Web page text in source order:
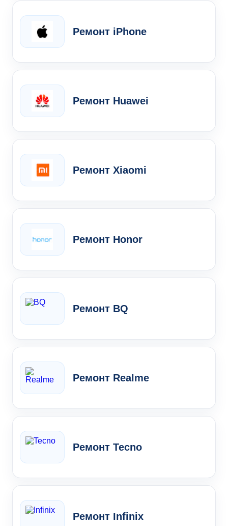
Ремонт iPhone
Ремонт Huawei
Ремонт Xiaomi
Ремонт Honor
Ремонт BQ
Ремонт Realme
Ремонт Tecno
Ремонт Infinix